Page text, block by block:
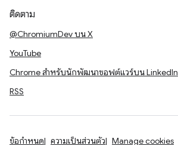
ติดตาม
@ChromiumDev บน X
YouTube
Chrome สำหรับนักพัฒนาซอฟต์แวร์บน LinkedIn
RSS
ข้อกำหนด ความเป็นส่วนตัว Manage cookies